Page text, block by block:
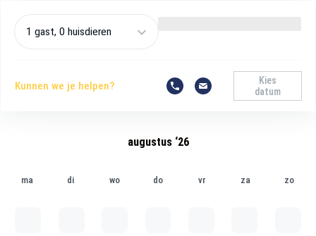
1 gast, 0 huisdieren
Kunnen we je helpen?
Kies
datum
augustus ‘26
ma di wo do vr za zo